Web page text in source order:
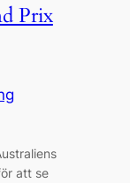
Prix
att se